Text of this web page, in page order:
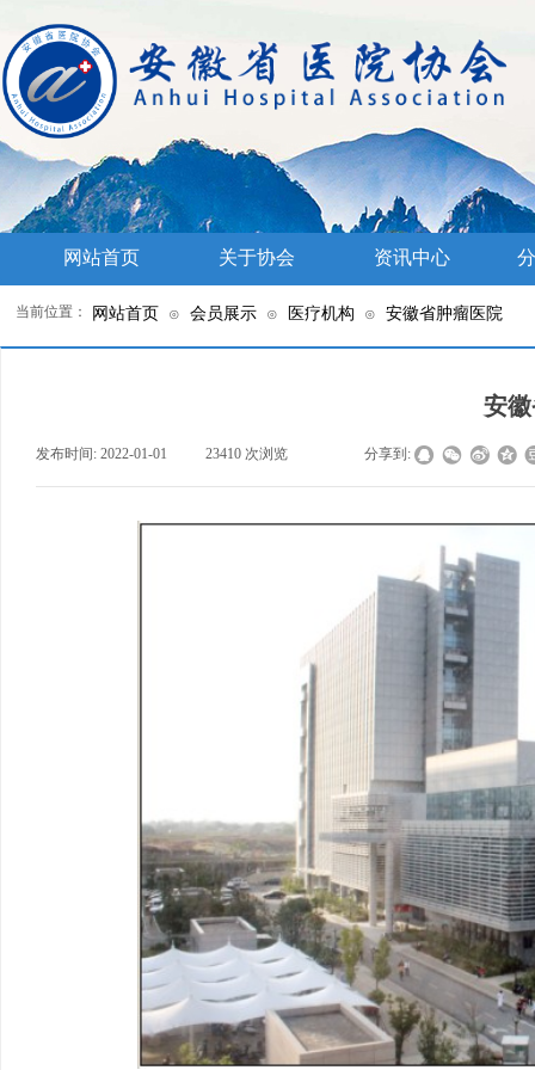
网站首页 关于协会 资讯中心
网站首页 ⊙ 会员展示 ⊙ 医疗机构 ⊙ 安徽省肿瘤医院
当前位置：
安
发布时间: 2022-01-01 23410 次浏览 分享到: